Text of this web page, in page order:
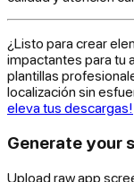
¿Listo para crear
impactantes para tu
plantillas
localización sin
eleva tus descargas!
Generate your
Upload raw app